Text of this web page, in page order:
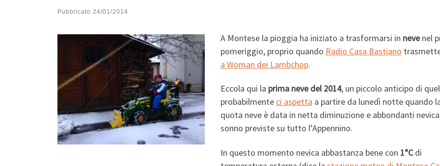
Pubblicato 24/01/2014
A Montese la pioggia ha iniziato a trasformarsi in nevenel
pomeriggio, proprio quando Radio Casa Bastiano
a Woman dei Lambchop.
Eccola qui la prima neve del 2014, un piccolo anticipo di
probabilmente ci aspetta a partire da lunedì notte quando
quota neve è data in netta diminuzione e abbondanti
sonno previste su tutto l’Appennino.
In questo momento nevica abbastanza bene con 1°Cdi